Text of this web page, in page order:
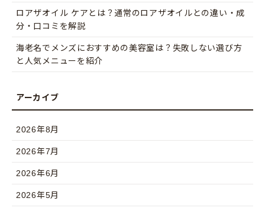
ロアザオイル ケアとは？通常のロアザオイルとの違い・成
分・口コミを解説
海老名でメンズにおすすめの美容室は？失敗しない選び方
と人気メニューを紹介
2026年8月
2026年7月
2026年6月
2026年5月